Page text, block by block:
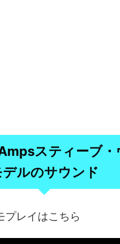
スティーブ・
デルのサウンド
プレイはこちら